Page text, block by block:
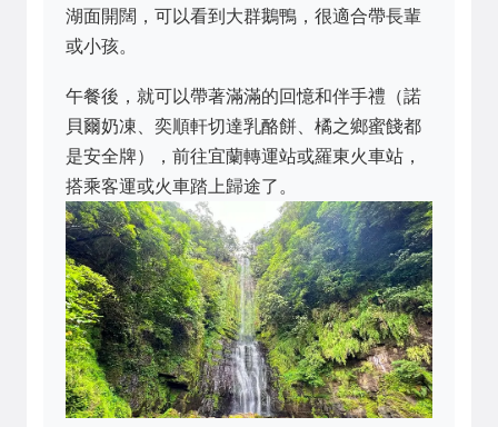
湖面開闊，可以看到大群鵝鴨，很適合帶長輩
或小孩。
午餐後，就可以帶著滿滿的回憶和伴手禮（諾
貝爾奶凍、奕順軒切達乳酪餅、橘之鄉蜜餞都
是安全牌），前往宜蘭轉運站或羅東火車站，
搭乘客運或火車踏上歸途了。